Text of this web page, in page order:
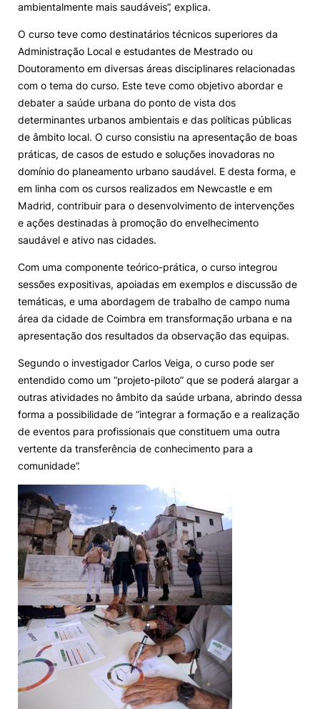
ambientalmente mais saudáveis”, explica.
O curso teve como destinatários técnicos superiores da
Administração Local e estudantes de Mestrado ou
Doutoramento em diversas áreas disciplinares relacionadas
com o tema do curso. Este teve como objetivo abordar e
debater a saúde urbana do ponto de vista dos
determinantes urbanos ambientais e das políticas públicas
de âmbito local. O curso consistiu na apresentação de boas
práticas, de casos de estudo e soluções inovadoras no
domínio do planeamento urbano saudável. E desta forma, e
em linha com os cursos realizados em Newcastle e em
Madrid, contribuir para o desenvolvimento de intervenções
e ações destinadas à promoção do envelhecimento
saudável e ativo nas cidades.
Com uma componente teórico-prática, o curso integrou
sessões expositivas, apoiadas em exemplos e discussão de
temáticas, e uma abordagem de trabalho de campo numa
área da cidade de Coimbra em transformação urbana e na
apresentação dos resultados da observação das equipas.
Segundo o investigador Carlos Veiga, o curso pode ser
entendido como um “projeto-piloto” que se poderá alargar a
outras atividades no âmbito da saúde urbana, abrindo dessa
forma a possibilidade de “integrar a formação e a realização
de eventos para profissionais que constituem uma outra
vertente da transferência de conhecimento para a
comunidade”.